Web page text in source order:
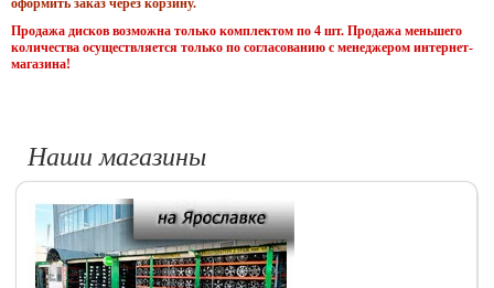
оформить заказ через корзину.
Продажа дисков возможна только комплектом по 4 шт. Продажа меньшего
количества осуществляется только по согласованию с менеджером интернет-
магазина!
Наши магазины